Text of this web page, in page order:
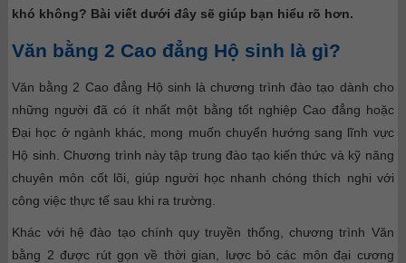
khó không? Bài viết dưới đây sẽ giúp bạn hiểu rõ hơn.
Văn bằng 2 Cao đẳng Hộ sinh là gì?
Văn bằng 2 Cao đẳng Hộ sinh là chương trình đào tạo dành cho
những người đã có ít nhất một bằng tốt nghiệp Cao đẳng hoặc
Đại học ở ngành khác, mong muốn chuyển hướng sang lĩnh vực
Hộ sinh. Chương trình này tập trung đào tạo kiến thức và kỹ năng
chuyên môn cốt lõi, giúp người học nhanh chóng thích nghi với
công việc thực tế sau khi ra trường.
Khác với hệ đào tạo chính quy truyền thống, chương trình Văn
bằng 2 được rút gọn về thời gian, lược bỏ các môn đại cương